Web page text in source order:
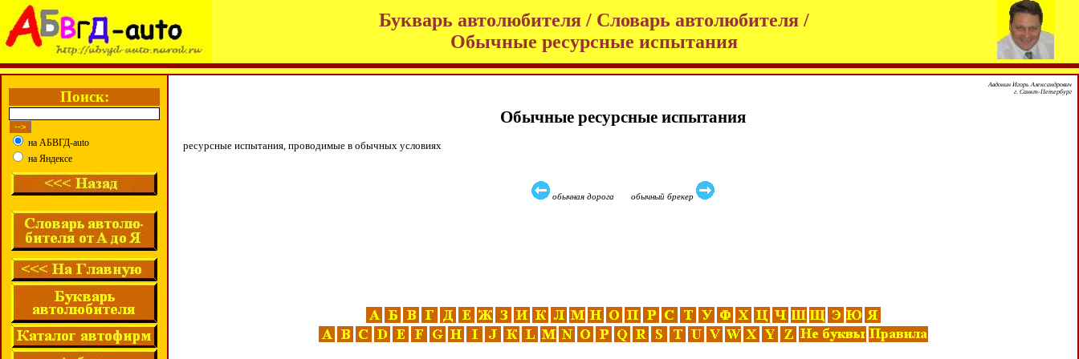
Букварь автолюбителя / Словарь автолюбителя /
Обычные ресурсные испытания
Поиск:
на АБВГД-auto
на Яндексе
Авдонин Игорь Александрович
г. Санкт-Петербург
Обычные ресурсные испытания
ресурсные испытания, проводимые в обычных условиях
обычная дорога обычный брекер